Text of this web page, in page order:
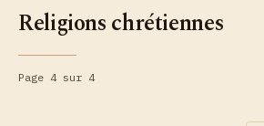
Religions chrétiennes
Page 4 sur 4